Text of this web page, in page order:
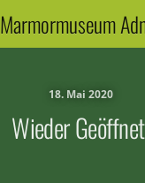
Marmormuseum
18. Mai 2020
Wieder